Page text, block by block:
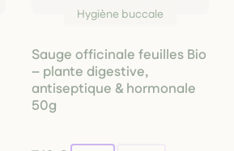
Hygiène buccale
Sauge officinale feuilles Bio
– plante digestive,
antiseptique & hormonale
50g